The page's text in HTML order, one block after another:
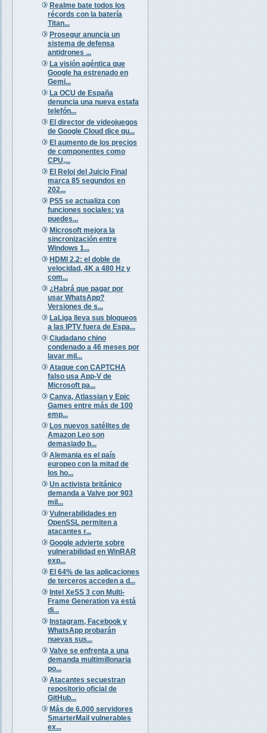
Realme bate todos los
récords con la batería
Titan...
Prosegur anuncia un
sistema de defensa
antidrones ...
La visión agéntica que
Google ha estrenado en
Gemi...
La OCU de España
denuncia una nueva estafa
telefón...
El director de videojuegos
de Google Cloud dice qu...
El aumento de los precios
de componentes como
CPU,...
El Reloj del Juicio Final
marca 85 segundos en
202...
PS5 se actualiza con
funciones sociales: ya
puedes...
Microsoft mejora la
sincronización entre
Windows 1...
HDMI 2.2: el doble de
velocidad, 4K a 480 Hz y
com...
¿Habrá que pagar por
usar WhatsApp?
Versiones de s...
LaLiga lleva sus bloqueos
a las IPTV fuera de Espa...
Ciudadano chino
condenado a 46 meses por
lavar mil...
Ataque con CAPTCHA
falso usa App-V de
Microsoft pa...
Canva, Atlassian y Epic
Games entre más de 100
emp...
Los nuevos satélites de
Amazon Leo son
demasiado b...
Alemania es el país
europeo con la mitad de
los ho...
Un activista británico
demanda a Valve por 903
mil...
Vulnerabilidades en
OpenSSL permiten a
atacantes r...
Google advierte sobre
vulnerabilidad en WinRAR
exp...
El 64% de las aplicaciones
de terceros acceden a d...
Intel XeSS 3 con Multi-
Frame Generation ya está
di...
Instagram, Facebook y
WhatsApp probarán
nuevas sus...
Valve se enfrenta a una
demanda multimillonaria
po...
Atacantes secuestran
repositorio oficial de
GitHub...
Más de 6.000 servidores
SmarterMail vulnerables
ex...